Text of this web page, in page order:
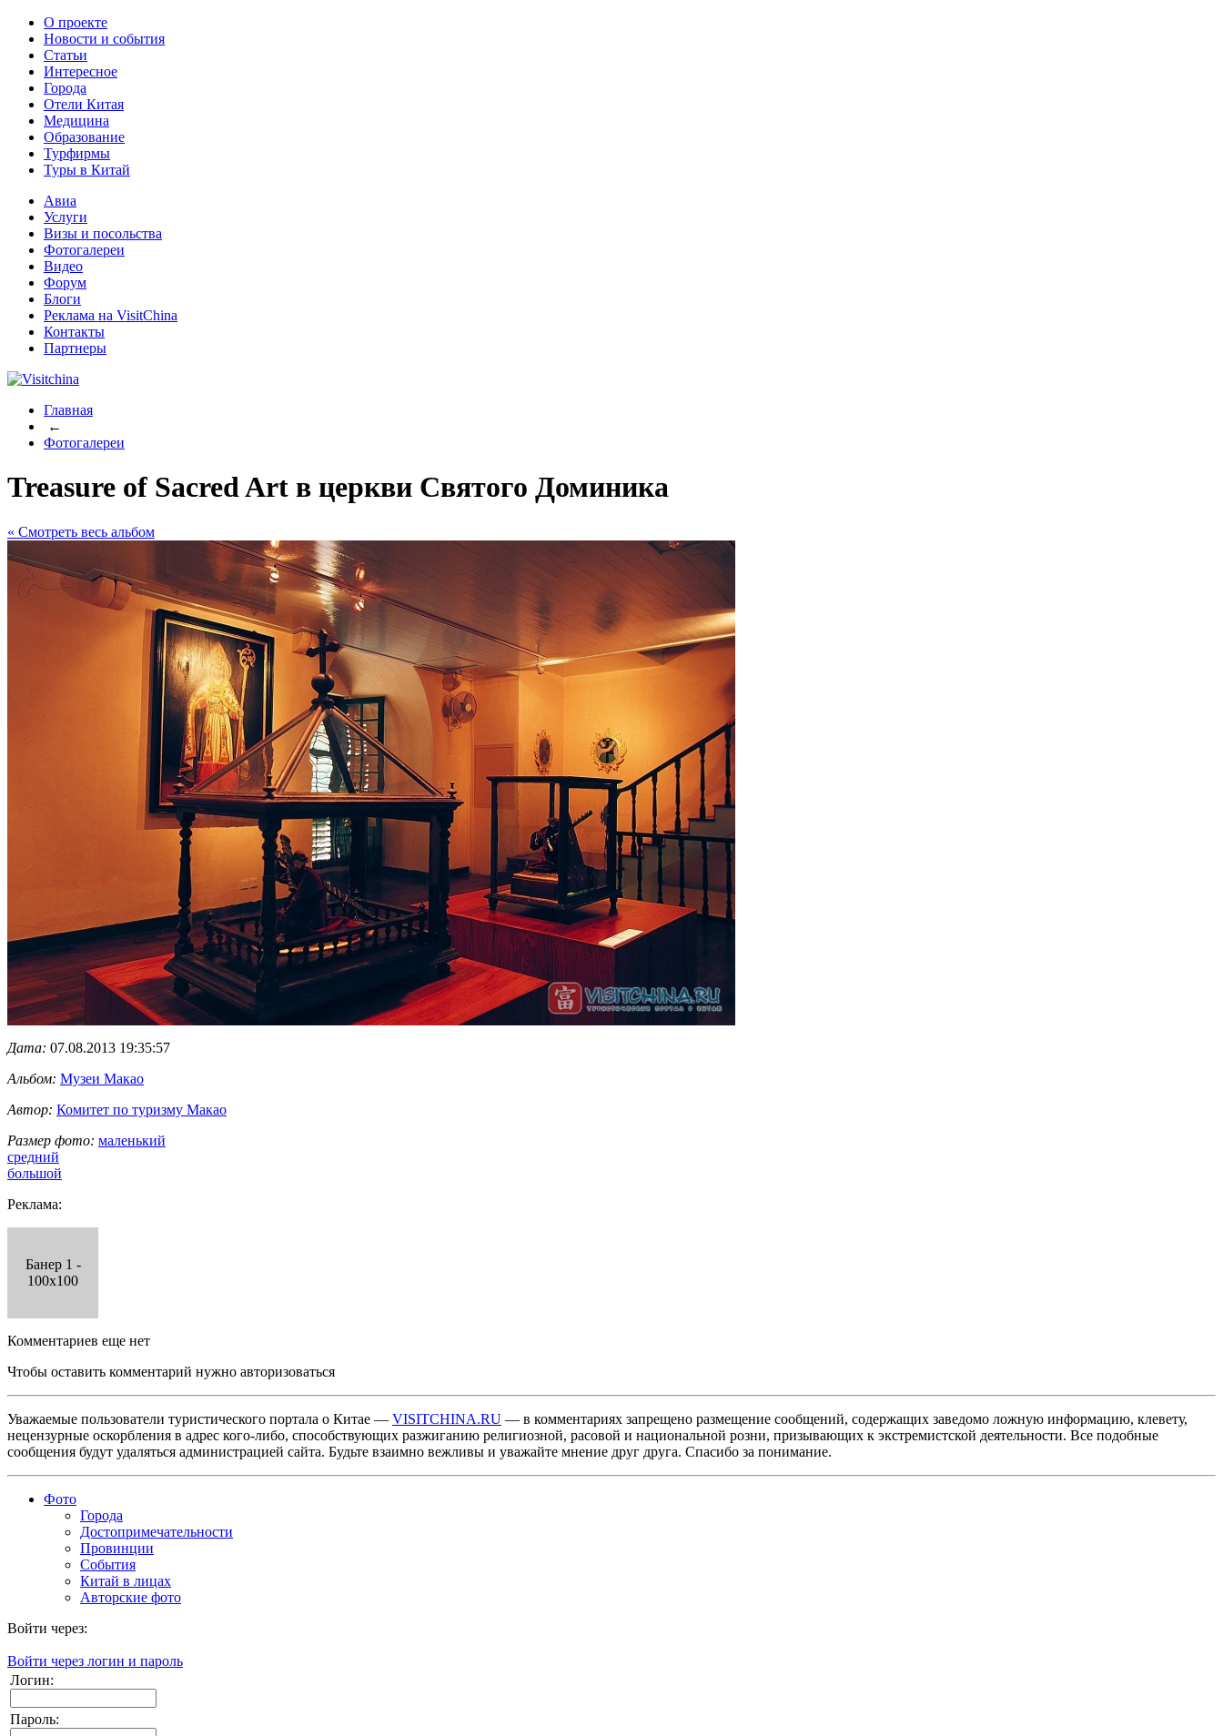
О проекте
Новости и события
Статьи
Интересное
Города
Отели Китая
Медицина
Образование
Турфирмы
Туры в Китай
Авиа
Услуги
Визы и посольства
Фотогалереи
Видео
Форум
Блоги
Реклама на VisitChina
Контакты
Партнеры
Главная
←
Фотогалереи
Treasure of Sacred Art в церкви Святого Доминика
« Cмотреть весь альбом
Дата: 07.08.2013 19:35:57
Альбом: Музеи Макао
Автор: Комитет по туризму Макао
Размер фото: маленький
средний
большой
Реклама:
Банер 1 -
100x100
Комментариев еще нет
Чтобы оставить комментарий нужно авторизоваться
Уважаемые пользователи туристического портала о Китае — VISITCHINA.RU — в комментариях запрещено размещение сообщений, содержащих заведомо ложную информацию, клевету,
нецензурные оскорбления в адрес кого-либо, способствующих разжиганию религиозной, расовой и национальной розни, призывающих к экстремистской деятельности. Все подобные
сообщения будут удаляться администрацией сайта. Будьте взаимно вежливы и уважайте мнение друг друга. Спасибо за понимание.
Фото
Города
Достопримечательности
Провинции
События
Китай в лицах
Авторские фото
Войти через:
Войти через логин и пароль
Логин:
Пароль: